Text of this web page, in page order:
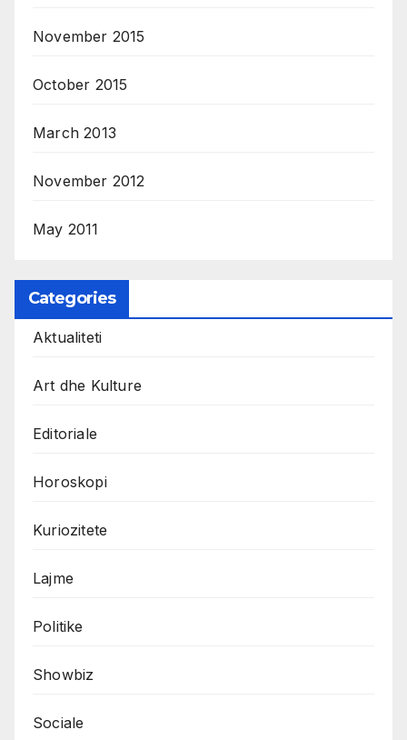
November 2015
October 2015
March 2013
November 2012
May 2011
Categories
Aktualiteti
Art dhe Kulture
Editoriale
Horoskopi
Kuriozitete
Lajme
Politike
Showbiz
Sociale